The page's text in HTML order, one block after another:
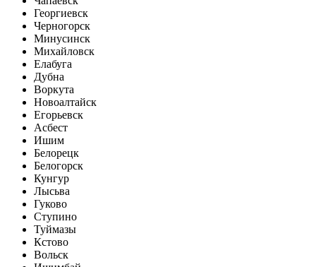
Георгиевск
Черногорск
Минусинск
Михайловск
Елабуга
Дубна
Воркута
Новоалтайск
Егорьевск
Асбест
Ишим
Белорецк
Белогорск
Кунгур
Лысьва
Гуково
Ступино
Туймазы
Кстово
Вольск